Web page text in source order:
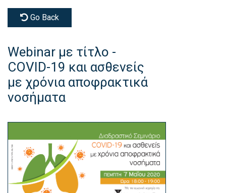
Go Back
Webinar με τίτλο -
COVID-19 και ασθενείς
με χρόνια αποφρακτικά
νοσήματα